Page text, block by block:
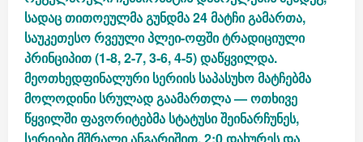
სადაც თითოეულმა გუნდმა 24 მატჩი გამართა,
საუკეთესო რვეული პლეი-ოფში ტრადიციული
პრინციპით (1-8,2-7,3-6,4-5) დაწყვილდა.
მეოთხედფინალური სერიის საპასუხო მატჩებმა
მოლოდინი სრულად გაამართლა — ოთხივე
წყვილში ფავორიტებმა სტატუსი შეინარჩუნეს,